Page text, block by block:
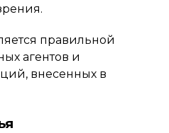
правильной
агентов и
внесенных в